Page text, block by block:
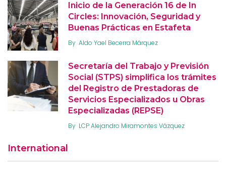
Inicio de la Generación 16 de In
Circles: Innovación, Seguridad y
Buenas Prácticas en Estafeta
By Aldo Yael Becerra Márquez
Secretaría del Trabajo y Previsión
Social (STPS) simplifica los trámites
del Registro de Prestadoras de
Servicios Especializados u Obras
Especializadas (REPSE)
By LCP Alejandro Miramontes Vázquez
International